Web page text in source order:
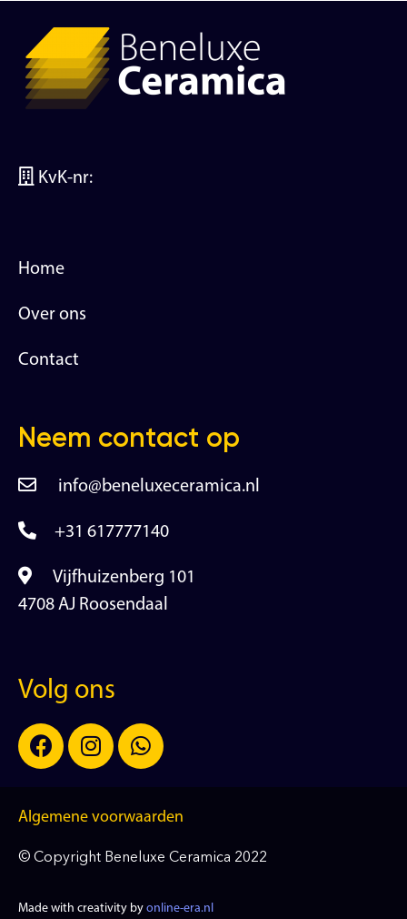
KvK-nr:
Home
Over ons
Contact
Neem contact op
info@beneluxeceramica.nl
+31 617777140
Vijfhuizenberg 101
4708 AJ Roosendaal
Volg ons
Algemene voorwaarden
© Copyright Beneluxe Ceramica 2022
Made with creativity by online-era.nl